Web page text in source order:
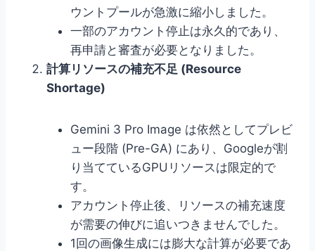
ウントプールが急激に縮小しました。
一部のアカウント停止は永久的であり、
再申請と審査が必要となりました。
計算リソースの補充不足 (Resource
Shortage)
Gemini 3 Pro Image は依然としてプレビ
ュー段階 (Pre-GA) にあり、Googleが割
り当てているGPUリソースは限定的で
す。
アカウント停止後、リソースの補充速度
が需要の伸びに追いつきませんでした。
1回の画像生成には膨大な計算が必要であ